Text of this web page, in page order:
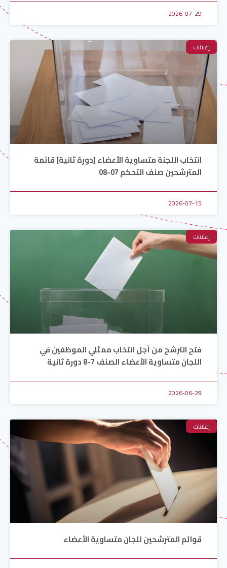
2026-07-29
إعلانات
انتخاب اللجنة متساوية الأعضاء [دورة ثانية] قائمة
المترشحين صنف التحكم 07-08
2026-07-15
إعلانات
فتح الترشح من أجل انتخاب ممثلي الموظفين في
اللجان متساوية الأعضاء الصنف 7-8 دورة ثانية
2026-06-29
إعلانات
قوائم المترشحين للجان متساوية الأعضاء